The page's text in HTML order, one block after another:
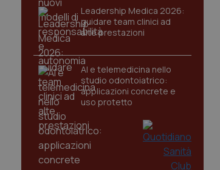
Leadership Medica 2026:
guidare team clinici ad
alte prestazioni
AI e telemedicina nello
studio odontoiatrico:
applicazioni concrete e
uso protetto